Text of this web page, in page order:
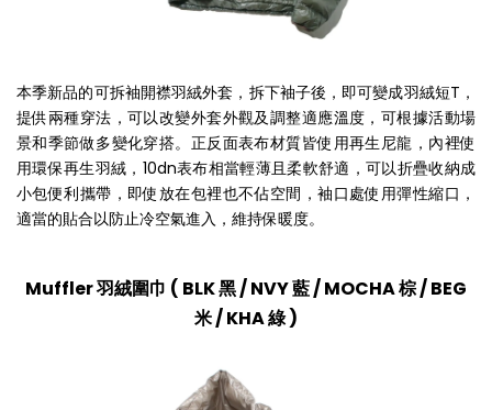
本季新品的可拆袖開襟羽絨外套，拆下袖子後，即可變成羽絨短T，
提供兩種穿法，可以改變外套外觀及調整適應溫度，可根據活動場
景和季節做多變化穿搭。正反面表布材質皆使用再生尼龍，內裡使
用環保再生羽絨，10dn表布相當輕薄且柔軟舒適，可以折疊收納成
小包便利攜帶，即使放在包裡也不佔空間，袖口處使用彈性縮口，
適當的貼合以防止冷空氣進入，維持保暖度。
Muffler 羽絨圍巾 ( BLK 黑 / NVY 藍 / MOCHA 棕 / BEG
米 / KHA 綠 )